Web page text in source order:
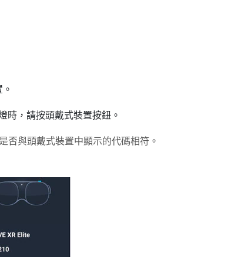
時，請按頭戴式裝置按鈕。
否與頭戴式裝置中顯示的代碼相符。